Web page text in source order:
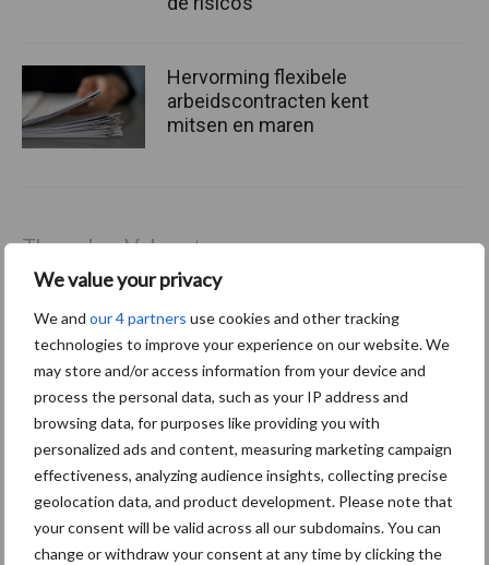
We value your privacy
We and our 4 partners use cookies and other tracking
technologies to improve your experience on our website. We
may store and/or access information from your device and
process the personal data, such as your IP address and
browsing data, for purposes like providing you with
personalized ads and content, measuring marketing campaign
effectiveness, analyzing audience insights, collecting precise
geolocation data, and product development. Please note that
your consent will be valid across all our subdomains. You can
change or withdraw your consent at any time by clicking the
Hervorming flexibele
arbeidscontracten kent
mitsen en maren
Thema's Vakpartners
Coronavirus UVC
Toon meer